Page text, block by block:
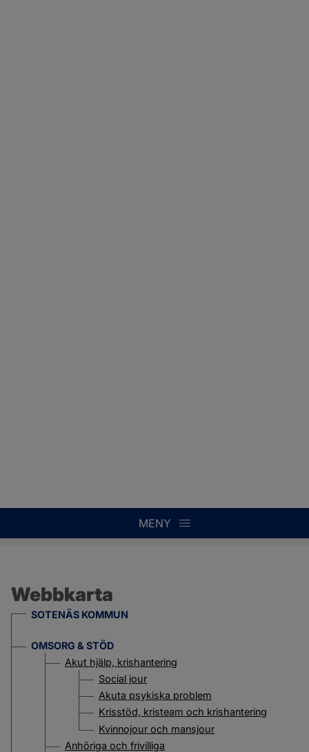
MENY
Webbkarta
SOTENÄS KOMMUN
OMSORG & STÖD
Akut hjälp, krishantering
Social jour
Akuta psykiska problem
Krisstöd, kristeam och krishantering
Kvinnojour och mansjour
Anhöriga och frivilliga